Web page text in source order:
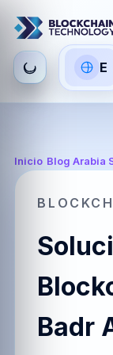
idioma
E
ES
Español
HI
ZH
Inicio/ Blog Arabia
Badr